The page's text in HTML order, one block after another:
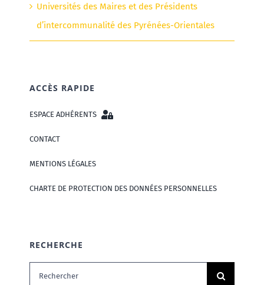
Universités des Maires et des Présidents
d’intercommunalité des Pyrénées-Orientales
ACCÈS RAPIDE
ESPACE ADHÉRENTS
CONTACT
MENTIONS LÉGALES
CHARTE DE PROTECTION DES DONNÉES PERSONNELLES
RECHERCHE
Rechercher: